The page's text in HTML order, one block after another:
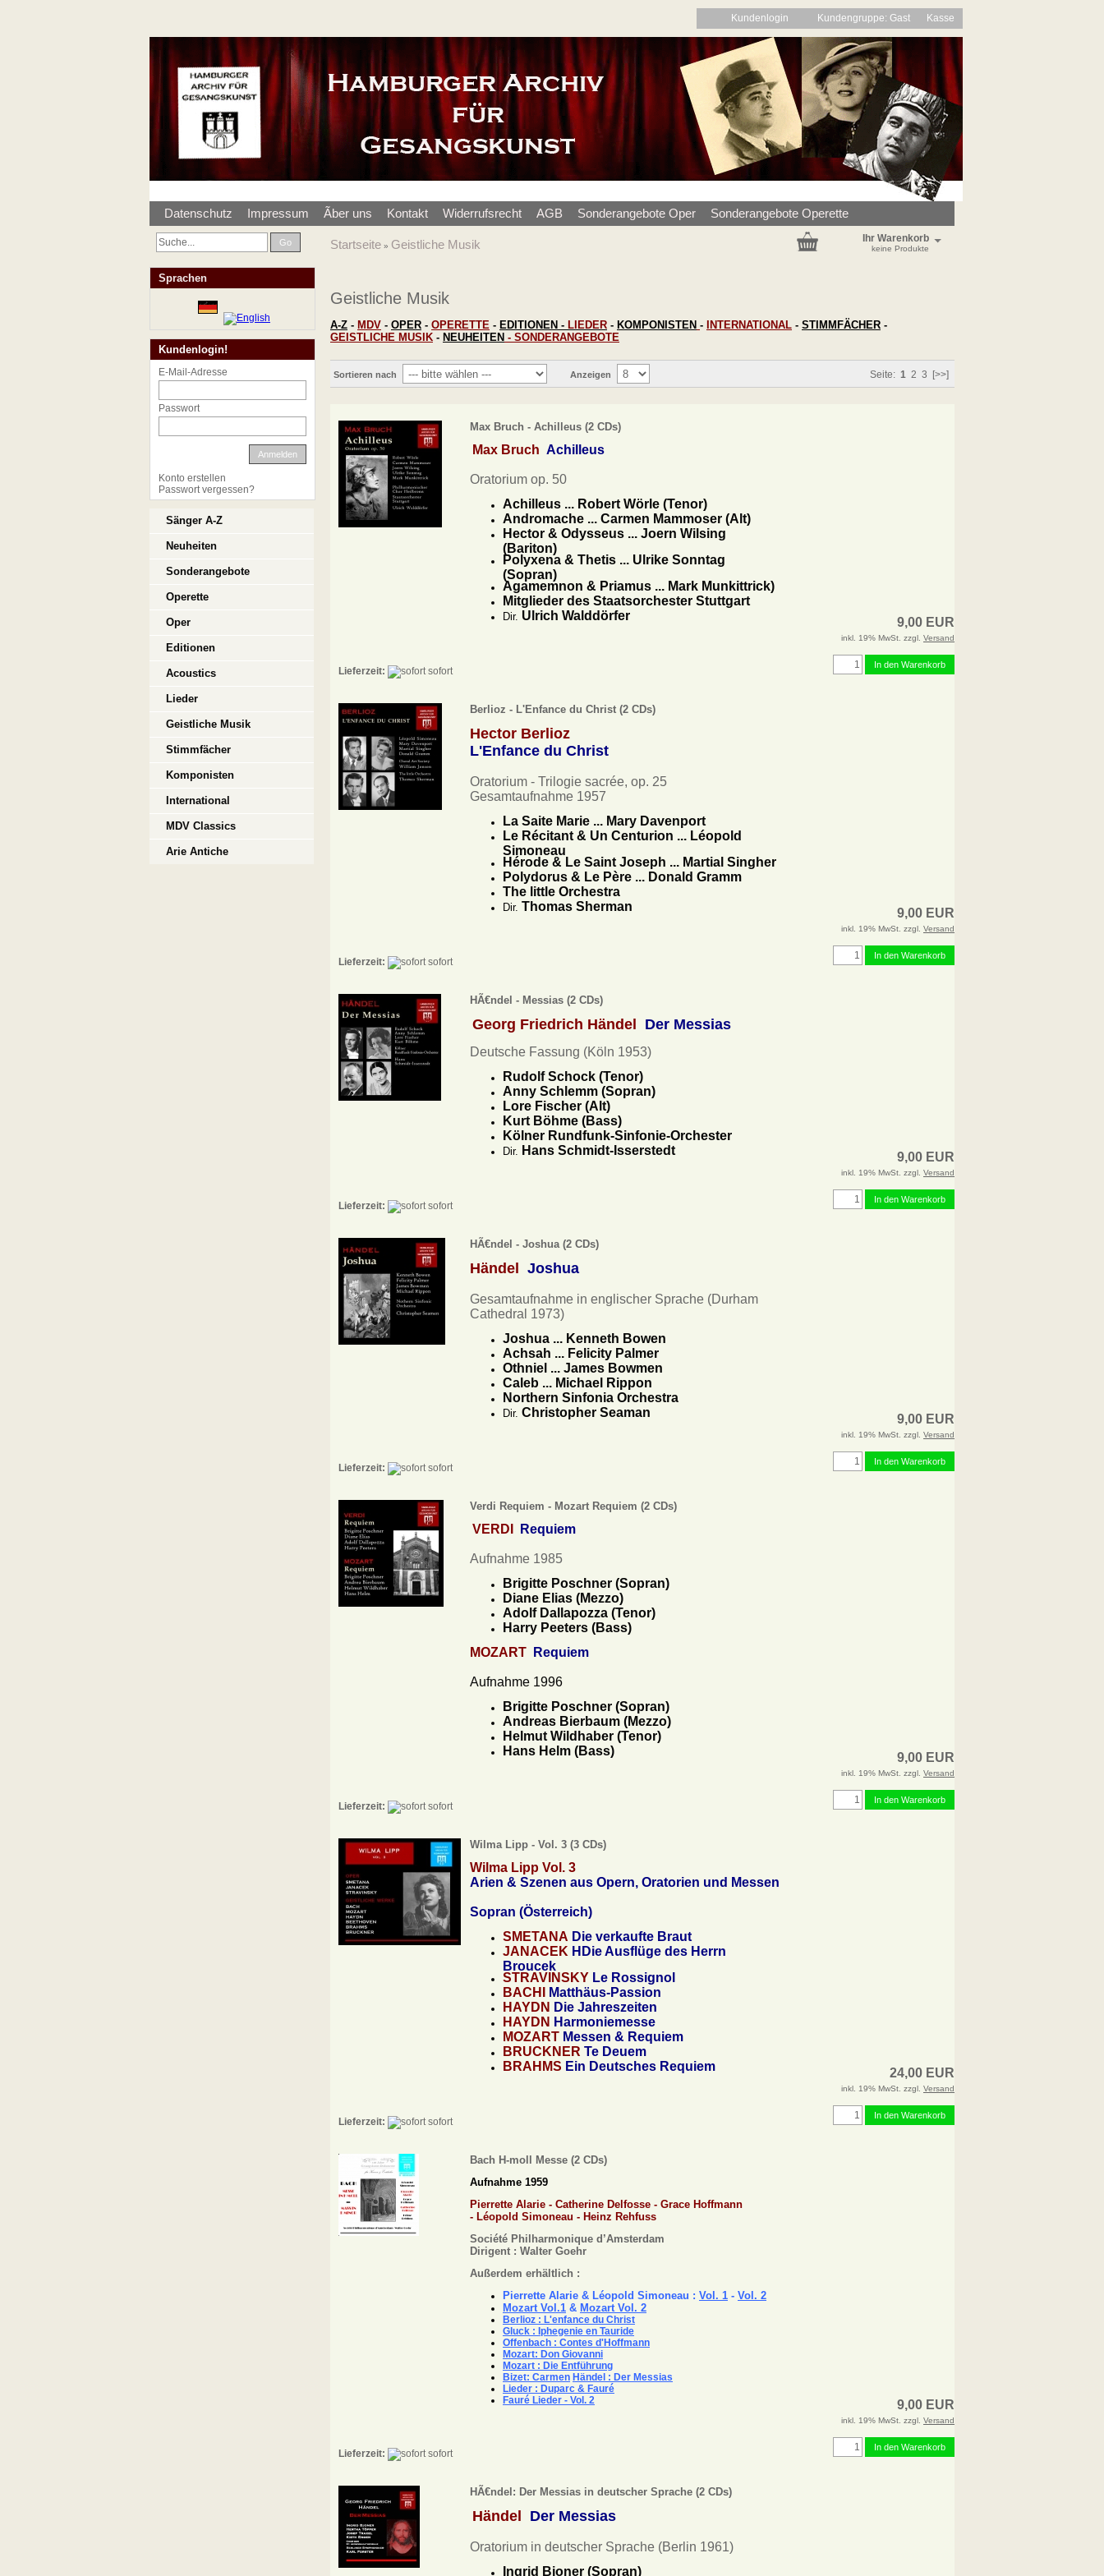
Kundenlogin Kundengruppe: Gast Kasse
Datenschutz Impressum Ãber uns Kontakt Widerrufsrecht AGB Sonderangebote Oper Sonderangebote Operette
Go Startseite » Geistliche Musik Ihr Warenkorb
keine Produkte
Geistliche Musik
A-Z - MDV - OPER - OPERETTE - EDITIONEN - LIEDER - KOMPONISTEN - INTERNATIONAL - STIMMFÄCHER -
GEISTLICHE MUSIK - NEUHEITEN - SONDERANGEBOTE
Sortieren nach Anzeigen Seite: 1 2 3 [>>]
Max Bruch - Achilleus (2 CDs)
Max Bruch Achilleus
Oratorium op. 50
Achilleus ... Robert Wörle (Tenor)
Andromache ... Carmen Mammoser (Alt)
Hector & Odysseus ... Joern Wilsing
(Bariton)
Polyxena & Thetis ... Ulrike Sonntag
(Sopran)
Agamemnon & Priamus ... Mark Munkittrick)
Mitglieder des Staatsorchester Stuttgart
Dir. Ulrich Walddörfer 9,00 EUR
inkl. 19% MwSt. zzgl. Versand
Lieferzeit: sofort
In den Warenkorb
Berlioz - L'Enfance du Christ (2 CDs)
Hector Berlioz
L'Enfance du Christ
Oratorium - Trilogie sacrée, op. 25
Gesamtaufnahme 1957
La Saite Marie ... Mary Davenport
Le Récitant & Un Centurion ... Léopold
Simoneau
Hérode & Le Saint Joseph ... Martial Singher
Polydorus & Le Père ... Donald Gramm
The little Orchestra
Dir. Thomas Sherman 9,00 EUR
inkl. 19% MwSt. zzgl. Versand
Lieferzeit: sofort
In den Warenkorb
HÃ€ndel - Messias (2 CDs)
Georg Friedrich Händel Der Messias
Deutsche Fassung (Köln 1953)
Rudolf Schock (Tenor)
Anny Schlemm (Sopran)
Lore Fischer (Alt)
Kurt Böhme (Bass)
Kölner Rundfunk-Sinfonie-Orchester
Dir. Hans Schmidt-Isserstedt 9,00 EUR
inkl. 19% MwSt. zzgl. Versand
Lieferzeit: sofort
In den Warenkorb
HÃ€ndel - Joshua (2 CDs)
Händel Joshua
Gesamtaufnahme in englischer Sprache (Durham
Cathedral 1973)
Joshua ... Kenneth Bowen
Achsah ... Felicity Palmer
Othniel ... James Bowmen
Caleb ... Michael Rippon
Northern Sinfonia Orchestra
Dir. Christopher Seaman 9,00 EUR
inkl. 19% MwSt. zzgl. Versand
Lieferzeit: sofort
In den Warenkorb
Verdi Requiem - Mozart Requiem (2 CDs)
VERDI Requiem
Aufnahme 1985
Brigitte Poschner (Sopran)
Diane Elias (Mezzo)
Adolf Dallapozza (Tenor)
Harry Peeters (Bass)
MOZART
Requiem
Aufnahme 1996
Brigitte Poschner (Sopran)
Andreas Bierbaum (Mezzo)
Helmut Wildhaber (Tenor)
Hans Helm (Bass)
9,00 EUR
inkl. 19% MwSt. zzgl. Versand
Lieferzeit: sofort
In den Warenkorb
Wilma Lipp - Vol. 3 (3 CDs)
Wilma Lipp Vol. 3
Arien & Szenen aus Opern, Oratorien und Messen
Sopran (Österreich)
SMETANA Die verkaufte Braut
JANACEK HDie Ausflüge des Herrn
Broucek
STRAVINSKY Le Rossignol
BACHI
Matthäus-Passion
HAYDN Die Jahreszeiten
HAYDN Harmoniemesse
MOZART Messen & Requiem
BRUCKNER Te Deuem
BRAHMS Ein Deutsches Requiem 24,00 EUR
inkl. 19% MwSt. zzgl. Versand
Lieferzeit: sofort
In den Warenkorb
Bach H-moll Messe (2 CDs)
Aufnahme 1959
Pierrette Alarie - Catherine Delfosse - Grace Hoffmann
- Léopold Simoneau - Heinz Rehfuss
Société Philharmonique d’Amsterdam
Dirigent : Walter Goehr
Außerdem erhältlich :
Pierrette Alarie & Léopold Simoneau : Vol. 1 - Vol. 2
Mozart Vol.1 & Mozart Vol. 2
Berlioz : L'enfance du Christ
Gluck : Iphegenie en Tauride
Offenbach : Contes d'Hoffmann
Mozart: Don Giovanni
Mozart : Die Entführung
Bizet: Carmen Händel : Der Messias
Lieder : Duparc & Fauré
Fauré Lieder - Vol. 2
9,00 EUR
inkl. 19% MwSt. zzgl. Versand
Lieferzeit: sofort
In den Warenkorb
HÃ€ndel: Der Messias in deutscher Sprache (2 CDs)
Händel Der Messias
Oratorium in deutscher Sprache (Berlin 1961)
Ingrid Bjoner (Sopran)
Sprachen
Kundenlogin!
E-Mail-Adresse
Passwort
Anmelden
Konto erstellen
Passwort vergessen?
Sänger A-Z
Neuheiten
Sonderangebote
Operette
Oper
Editionen
Acoustics
Lieder
Geistliche Musik
Stimmfächer
Komponisten
International
MDV Classics
Arie Antiche